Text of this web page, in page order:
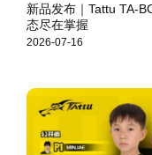
新品发布｜Tattu TA-
态尽在掌握
2026-07-16